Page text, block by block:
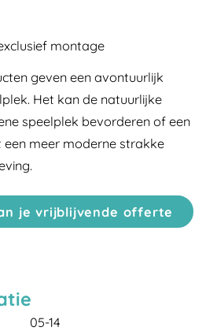
montage
geven een avontuurlijk
Het kan de natuurlijke
speelplek bevorderen of een
meer moderne strakke
je vrijblijvende offerte
05-14